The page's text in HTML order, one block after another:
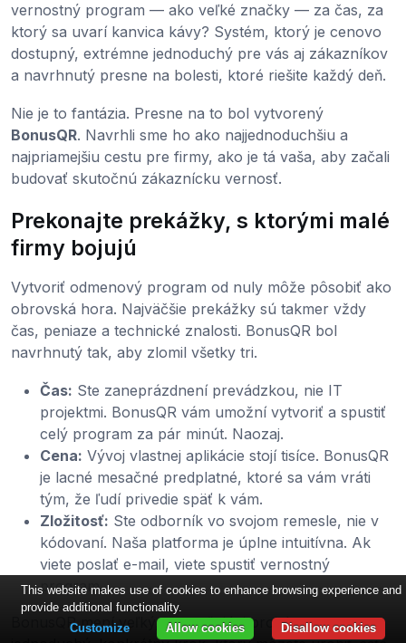
vernostný program — ako veľké značky — za čas, za
ktorý sa uvarí kanvica kávy? Systém, ktorý je cenovo
dostupný, extrémne jednoduchý pre vás aj zákazníkov
a navrhnutý presne na bolesti, ktoré riešite každý deň.
Nie je to fantázia. Presne na to bol vytvorený
BonusQR. Navrhli sme ho ako najjednoduchšiu a
najpriamejšiu cestu pre firmy, ako je tá vaša, aby začali
budovať skutočnú zákaznícku vernosť.
Prekonajte prekážky, s ktorými malé
firmy bojujú
Vytvoriť odmenový program od nuly môže pôsobiť ako
obrovská hora. Najväčšie prekážky sú takmer vždy
čas, peniaze a technické znalosti. BonusQR bol
navrhnutý tak, aby zlomil všetky tri.
Čas: Ste zaneprázdnení prevádzkou, nie IT
projektmi. BonusQR vám umožní vytvoriť a spustiť
celý program za pár minút. Naozaj.
Cena: Vývoj vlastnej aplikácie stojí tisíce. BonusQR
je lacné mesačné predplatné, ktoré sa vám vráti
tým, že ľudí privedie späť k vám.
Zložitosť: Ste odborník vo svojom remesle, nie v
kódovaní. Naša platforma je úplne intuitívna. Ak
viete poslať e-mail, viete spustiť vernostný
program.
BonusQR mení veľký, zastrašujúci projekt na
This website makes use of cookies to enhance browsing experience and
provide additional functionality.
Disallow cookies
Allow cookies
Customize